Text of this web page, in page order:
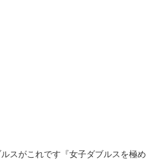
スがこれです『女子ダブルスを極め